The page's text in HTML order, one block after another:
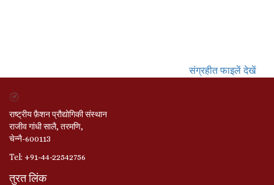
संग्रहीत फाइलें देखें
राष्ट्रीय फ़ैशन प्रौद्योगिकी संस्थान
राजीव गांधी सालै, तरमणि,
चेन्नै-600113
Tel: +91-44-22542756
तुरत लिंक